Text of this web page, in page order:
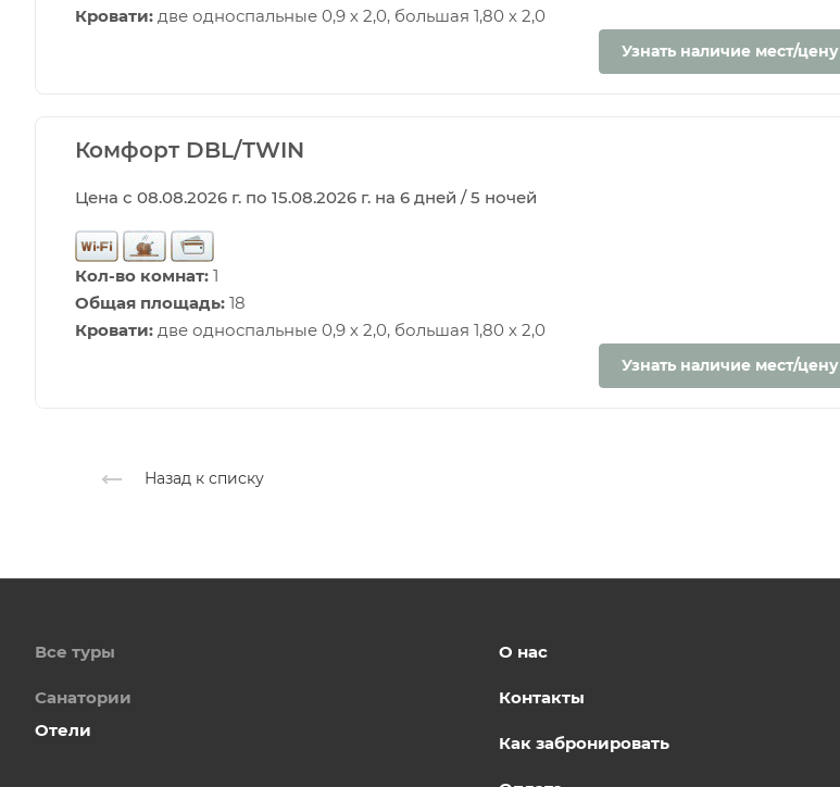
Кровати: две односпальные 0,9 х 2,0, большая 1,80 х 2,0
Узнать наличие мест/цену
Комфорт DBL/TWIN
Цена с 08.08.2026 г. по 15.08.2026 г. на 6 дней / 5 ночей
Кол-во комнат: 1
Общая площадь: 18
Кровати: две односпальные 0,9 х 2,0, большая 1,80 х 2,0
Узнать наличие мест/цену
Назад к списку
Все туры
Санатории
Отели
О нас
Контакты
Как забронировать